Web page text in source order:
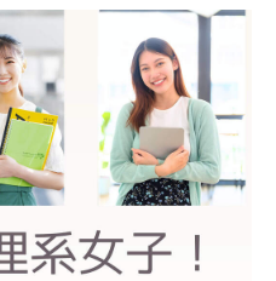
などを遵守し、また個人
を定め、確実に運用され
行います。
運営事務局